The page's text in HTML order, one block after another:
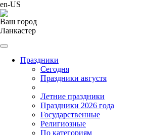
en-US
Ваш город
Ланкастер
Праздники
Cегодня
Праздники августя
Летние праздники
Праздники 2026 года
Государственные
Религиозные
По категориям